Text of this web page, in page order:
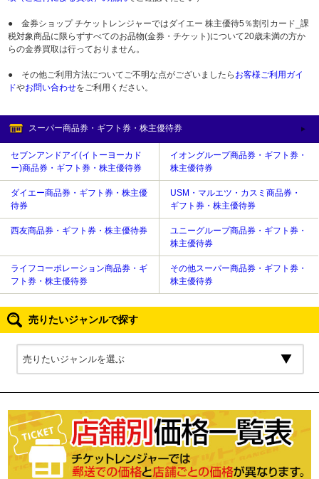
● 金券ショップ チケットレンジャーではダイエー 株主優待5％割引カード_課
税対象商品に限らずすべてのお品物(金券・チケット)について20歳未満の方か
らの金券買取は行っておりません。
● その他ご利用方法についてご不明な点がございましたら お客様ご利用ガイ
ドやお問い合わせをご利用ください。
スーパー商品券・ギフト券・株主優待券
セブンアンドアイ(イトーヨーカド
ー)商品券・ギフト券・株主優待券
イオングループ商品券・ギフト券・
株主優待券
ダイエー商品券・ギフト券・株主優
待券
USM・マルエツ・カスミ商品券・
ギフト券・株主優待券
西友商品券・ギフト券・株主優待券
ユニーグループ商品券・ギフト券・
株主優待券
ライフコーポレーション商品券・ギ
フト券・株主優待券
その他スーパー商品券・ギフト券・
株主優待券
売りたいジャンルで探す